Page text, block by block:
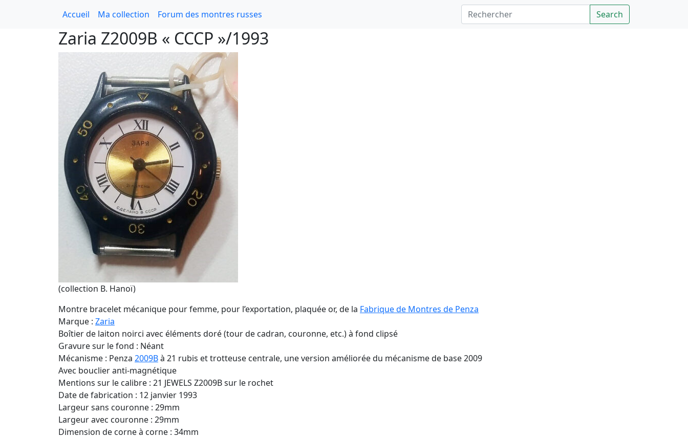
Accueil Ma collection Forum des montres russes Rechercher
Search
Zaria Z2009B « CCCP »/1993
(collection B. Hanoï)
Montre bracelet mécanique pour femme, pour l’exportation, plaquée or, de la Fabrique de Montres de Penza
Marque : Zaria
Boîtier de laiton noirci avec éléments doré (tour de cadran, couronne, etc.) à fond clipsé
Gravure sur le fond : Néant
Mécanisme : Penza 2009Bà 21 rubis et trotteuse centrale, une version améliorée du mécanisme de base 2009
Avec bouclier anti-magnétique
Mentions sur le calibre : 21 JEWELS Z2009B sur le rochet
Date de fabrication : 12 janvier 1993
Largeur sans couronne : 29mm
Largeur avec couronne : 29mm
Dimension de corne à corne : 34mm